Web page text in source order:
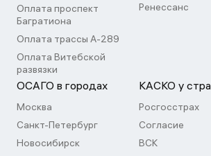
Оплата проспект
Багратиона
Оплата трассы А-289
Оплата Витебской
развязки
Ренессанс
ОСАГО в городах
Москва
Санкт-Петербург
Новосибирск
КАСКО у
Росгосстрах
Согласие
ВСК